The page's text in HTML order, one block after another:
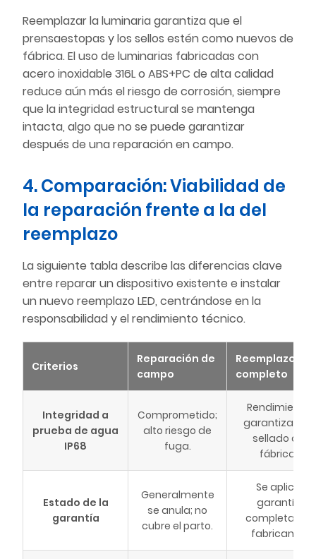
Reemplazar la luminaria garantiza que el
prensaestopas y los sellos estén como nuevos de
fábrica. El uso de luminarias fabricadas con
acero inoxidable 316L o ABS+PC de alta calidad
reduce aún más el riesgo de corrosión, siempre
que la integridad estructural se mantenga
intacta, algo que no se puede garantizar
después de una reparación en campo.
4. Comparación: Viabilidad de
la reparación frente a la del
reemplazo
La siguiente tabla describe las diferencias clave
entre reparar un dispositivo existente e instalar
un nuevo reemplazo LED, centrándose en la
responsabilidad y el rendimiento técnico.
Criterios
Reparación de
campo
Reemplazo
completo
Integridad a
prueba de agua
IP68
Comprometido;
alto riesgo de
fuga.
Rendimiento
garantizado y
sellado de
fábrica.
Estado de la
garantía
Generalmente
se anula; no
cubre el parto.
Se aplica
garantía
completa del
fabricante.